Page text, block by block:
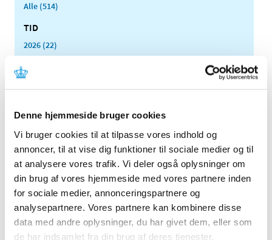
Denne hjemmeside bruger cookies
Vi bruger cookies til at tilpasse vores indhold og
annoncer, til at vise dig funktioner til sociale medier og til
at analysere vores trafik. Vi deler også oplysninger om
din brug af vores hjemmeside med vores partnere inden
for sociale medier, annonceringspartnere og
analysepartnere. Vores partnere kan kombinere disse
data med andre oplysninger, du har givet dem, eller som
de har indsamlet fra din brug af deres tjenester.
Alle (514)
TID
2026 (22)
2024 (15)
2022 (10)
2021 (32)
2020 (13)
2019 (41)
2018 (46)
2017 (36)
2016 (48)
2015 (31)